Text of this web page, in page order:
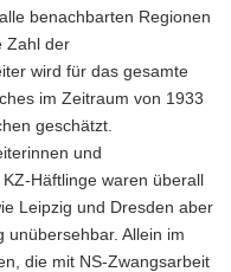
benachbarten Regionen
Zahl der
wird für das gesamte
im Zeitraum von 1933
geschätzt.
und
Häftlinge waren überall
Leipzig und Dresden aber
unübersehbar. Allein im
die mit NS-Zwangsarbeit